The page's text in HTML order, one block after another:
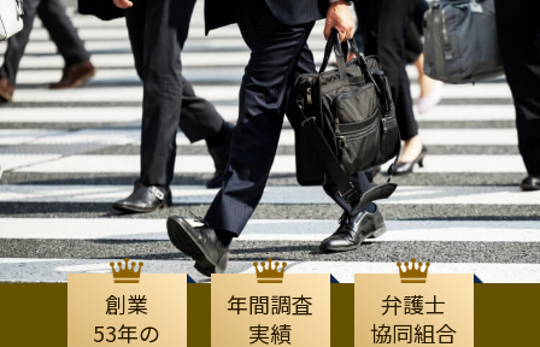
創業
53年の
年間調査
実績
弁護士
協同組合